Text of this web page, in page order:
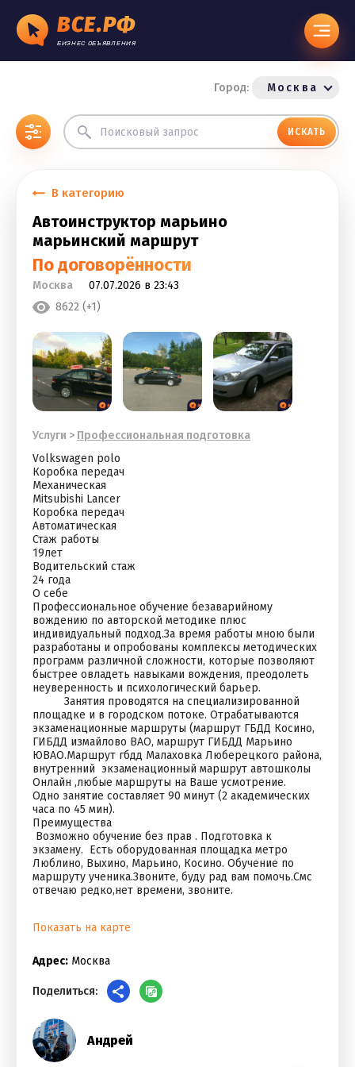
ВСЕ.РФ
БИЗНЕС ОБЪЯВЛЕНИЯ
Город: Москва
ИСКАТЬ
В категорию
Автоинструктор марьино
марьинский маршрут
По договорённости
Москва
07.07.2026 в 23:43
8622 (+1)
Услуги > Профессиональная подготовка
Volkswagen polo
Коробка передач
Механическая
Mitsubishi Lancer
Коробка передач
Автоматическая
Стаж работы
19лет
Водительский стаж
24 года
О себе
Профессиональное обучение безаварийному
вождению по авторской методике плюс
индивидуальный подход.За время работы мною были
разработаны и опробованы комплексы методических
программ различной сложности, которые позволяют
быстрее овладеть навыками вождения, преодолеть
неуверенность и психологический барьер.
Занятия проводятся на специализированной
площадке и в городском потоке. Отрабатываются
экзаменационные маршруты (маршрут ГБДД Косино,
ГИБДД измайлово ВАО, маршрут ГИБДД Марьино
ЮВАО.Маршрут гбдд Малаховка Люберецкого района,
внутренний экзаменационный маршрут автошколы
Онлайн ,любые маршруты на Ваше усмотрение.
Одно занятие составляет 90 минут (2 академических
часа по 45 мин).
Преимущества
Возможно обучение без прав . Подготовка к
экзамену. Есть оборудованная площадка метро
Люблино, Выхино, Марьино, Косино. Обучение по
маршруту ученика.Звоните, буду рад вам помочь.Смс
отвечаю редко,нет времени, звоните.
Показать на карте
Адрес: Москва
Поделиться:
Андрей